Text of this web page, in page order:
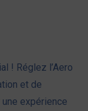
! Réglez l’Aero
et de
expérience